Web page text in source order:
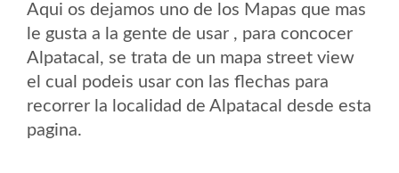
Aqui os dejamos uno de los Mapas que mas
le gusta a la gente de usar , para concocer
Alpatacal, se trata de un mapa street view
el cual podeis usar con las flechas para
recorrer la localidad de Alpatacal desde esta
pagina.